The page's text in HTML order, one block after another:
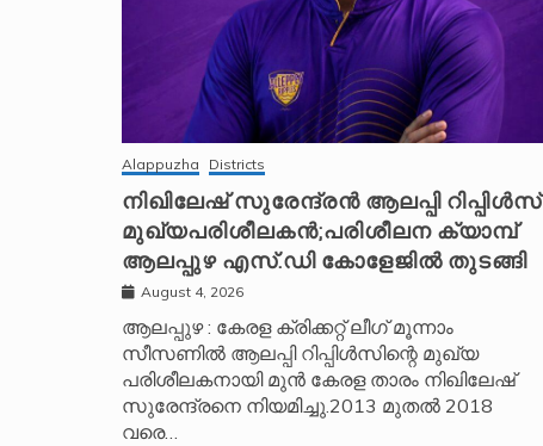
Alappuzha Districts
നിഖിലേഷ് സുരേന്ദ്രൻ ആലപ്പി റിപ്പിൾസ്
മുഖ്യപരിശീലകൻ;പരിശീലന ക്യാമ്പ്
ആലപ്പുഴ എസ്.ഡി കോളേജിൽ തുടങ്ങി
August 4, 2026
ആലപ്പുഴ : കേരള ക്രിക്കറ്റ് ലീ​ഗ് മൂന്നാം
സീസണിൽ ആലപ്പി റിപ്പിൾസിന്റെ മുഖ്യ
പരിശീലകനായി മുൻ കേരള താരം നിഖിലേഷ്
സുരേന്ദ്രനെ നിയമിച്ചു.2013 മുതൽ 2018
വരെ…